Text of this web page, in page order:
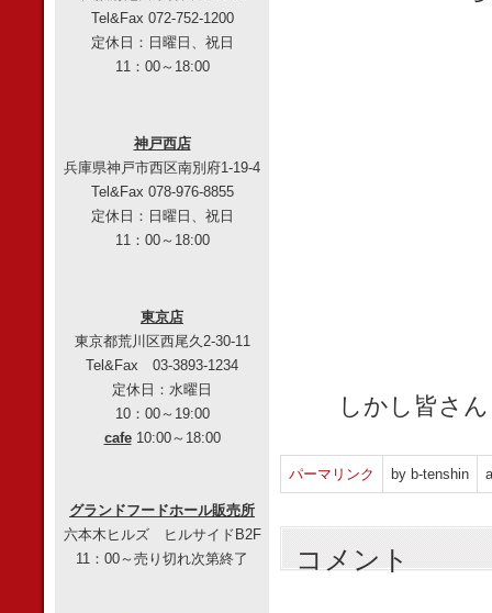
しかし皆さ
パーマリンク by b-tenshin
コメント
Tel&Fax 072-752-1200
定休日：日曜日、祝日
11：00～18:00
神戸西店
兵庫県神戸市西区南別府1-19-4
Tel&Fax 078-976-8855
定休日：日曜日、祝日
11：00～18:00
東京店
東京都荒川区西尾久2-30-11
Tel&Fax 03-3893-1234
定休日：水曜日
10：00～19:00
cafe10:00～18:00
グランドフードホール販売所
六本木ヒルズ ヒルサイドB2F
11：00～売り切れ次第終了